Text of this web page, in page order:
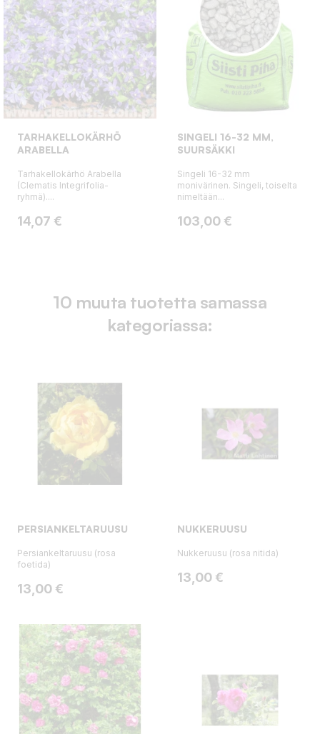
TARHAKELLOKÄRHÖ
ARABELLA
Tarhakellokärhö Arabella
(Clematis Integrifolia-
ryhmä)....
Hinta
14,07 €
SINGELI 16-32 MM,
SUURSÄKKI
Singeli 16-32 mm
monivärinen. Singeli, toiselta
nimeltään...
Hinta
103,00 €
10 muuta tuotetta samassa
kategoriassa:
PERSIANKELTARUUSU
Persiankeltaruusu (rosa
foetida)
Hinta
13,00 €
NUKKERUUSU
Nukkeruusu (rosa nitida)
Hinta
13,00 €